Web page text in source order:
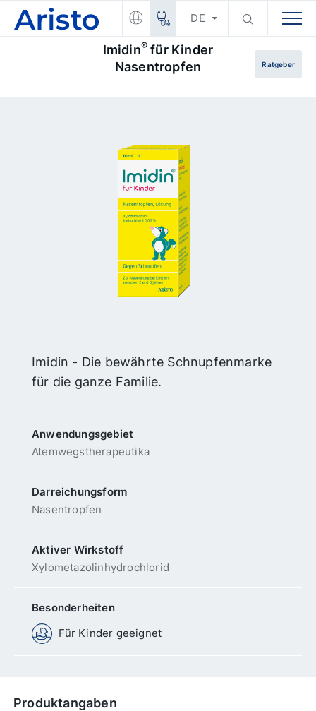
DE
Imidin® für Kinder
Nasentropfen
Ratgeber
Imidin - Die bewährte Schnupfenmarke
für die ganze Familie.
Anwendungs­gebiet
Atemwegs­therapeutika
Darreichungsform
Nasentropfen
Aktiver Wirkstoff
Xylometazolinhydrochlorid
Besonderheiten
Für Kinder geeignet
Produktangaben